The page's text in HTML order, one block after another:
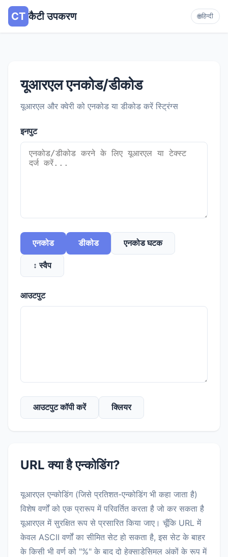
CT कैटी उपकरण 🌐हिन्दी
यूआरएल एनकोड/डीकोड
यूआरएल और क्वेरी को एनकोड या डीकोड करें स्ट्रिंग्स
इनपुट
एनकोड डीकोड एनकोड घटक
↕ स्वैप
आउटपुट
आउटपुट कॉपी करें क्लियर
URL क्या है एन्कोडिंग?
यूआरएल एन्कोडिंग (जिसे प्रतिशत-एन्कोडिंग भी कहा जाता है)
विशेष वर्णों को एक प्रारूप में परिवर्तित करता है जो कर सकता है
यूआरएल में सुरक्षित रूप से प्रसारित किया जाए। चूँकि URL में
केवल ASCII वर्णों का सीमित सेट हो सकता है, इस सेट के बाहर
के किसी भी वर्ण को "%" के बाद दो हेक्साडेसिमल अंकों के रूप में